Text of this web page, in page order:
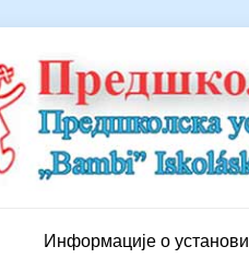
Информације о установи